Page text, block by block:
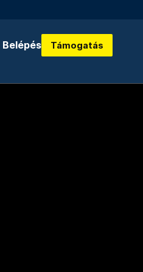
Belépés Támogatás